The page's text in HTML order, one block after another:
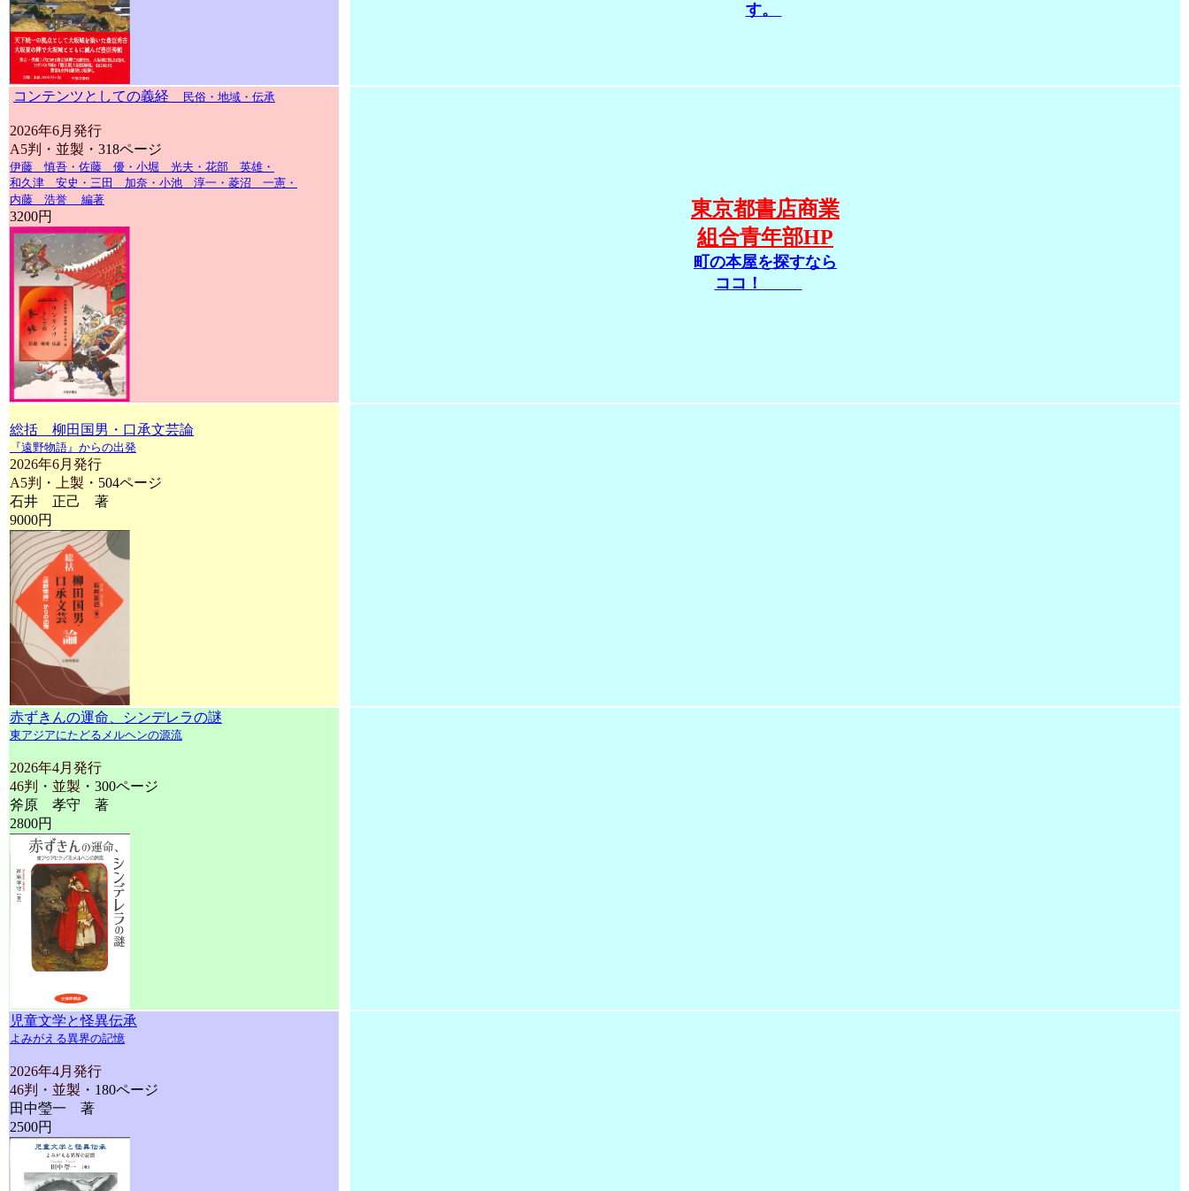
す。
コンテンツとしての義経 民俗・地域・伝承
2026年6月発行
A5判・並製 ・318ページ
伊藤 慎吾・佐藤 優・小堀 光夫・花部 英雄・
和久津 安史・三田 加奈・小池 淳一・菱沼 一憲・
内藤 浩誉
編著
3200円
東京都書店商業
組合青年部HP
町の本屋を探すなら
ココ！
総括 柳田国男・口承文芸論
『遠野物語』からの出発
2026年6月発行
A5判・上製 ・504ページ
石井 正己 著
9000円
赤ずきんの運命、シンデレラの謎
東アジアにたどるメルヘンの源流
2026年4月発行
46判・並製 ・300ページ
斧原 孝守 著
2800円
児童文学と怪異伝承
よみがえる異界の記憶
2026年4月発行
46判・並製 ・180ページ
田中瑩一 著
2500円